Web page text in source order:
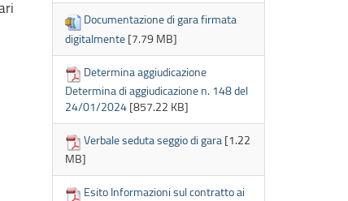
Documentazione di gara firmata
digitalmente [7.79 MB]
Determina aggiudicazione
Determina di aggiudicazione n. 148 del
24/01/2024 [857.22 KB]
Verbale seduta seggio di gara [1.22
MB]
Esito Informazioni sul contratto ai